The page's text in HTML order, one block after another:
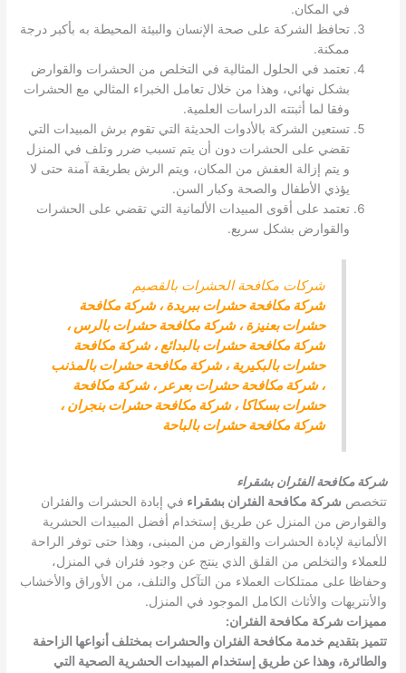
في المكان.
تحافظ الشركة على صحة الإنسان والبيئة المحيطة به بأكبر درجة
ممكنة.
تعتمد في الحلول المثالية في التخلص من الحشرات والقوارض
بشكل نهائي، وهذا من خلال تعامل الخبراء المثالي مع الحشرات
وفقا لما أثبتته الدراسات العلمية.
تستعين الشركة بالأدوات الحديثة التي تقوم برش المبيدات التي
تقضي على الحشرات دون أن يتم تسبب ضرر وتلف في المنزل
و يتم إزالة العفش من المكان، ويتم الرش بطريقة آمنة حتى لا
يؤذي الأطفال والصحة وكبار السن.
تعتمد على أقوى المبيدات الألمانية التي تقضي على الحشرات
والقوارض بشكل سريع.
شركات مكافحة الحشرات بالقصيم
شركة مكافحة حشرات ببريدة،شركة مكافحة
حشرات بعنيزة،شركة مكافحة حشرات بالرس،
شركة مكافحة حشرات بالبدائع،شركة مكافحة
حشرات بالبكيرية،شركة مكافحة حشرات بالمذنب
،شركة مكافحة حشرات بعرعر ،شركة مكافحة
حشرات بسكاكا ،شركة مكافحة حشرات بنجران،
شركة مكافحة حشرات بالباحة
شركة مكافحة الفئران بشقراء
تتخصص شركة مكافحة الفئران بشقراء في إبادة الحشرات والفئران
والقوارض من المنزل عن طريق إستخدام أفضل المبيدات الحشرية
الألمانية لإبادة الحشرات والقوارض من المبنى، وهذا حتى توفر الراحة
للعملاء والتخلص من القلق الذي ينتج عن وجود فئران في المنزل،
وحفاظا على ممتلكات العملاء من التآكل والتلف، من الأوراق والأخشاب
والأنتريهات والأثاث الكامل الموجود في المنزل.
مميزات شركة مكافحة الفئران:
تتميز بتقديم خدمة مكافحة الفئران والحشرات بمختلف أنواعها الزاحفة
والطائرة، وهذا عن طريق إستخدام المبيدات الحشرية الصحية التي